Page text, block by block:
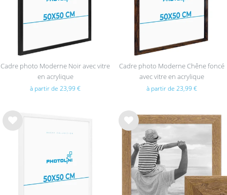
Cadre photo Moderne Noir avec vitre
en acrylique
à partir de 23,99 €
Cadre photo Moderne Chêne foncé
avec vitre en acrylique
à partir de 23,99 €
List
List
e de
sou
hait
s